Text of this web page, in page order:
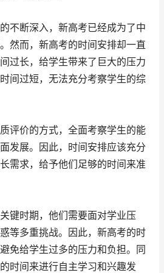
不断深入，新高考已经成为了中
然而，新高考的时间安排却一直
过长，给学生带来了巨大的压力
间过短，无法充分考察学生的综
评价的方式，全面考察学生的能
发展。因此，时间安排应该充分
需求，给予他们足够的时间来准
键时期，他们需要面对学业压
等多重挑战。因此，新高考的时
免给学生过多的压力和负担。同
时间来进行自主学习和兴趣发